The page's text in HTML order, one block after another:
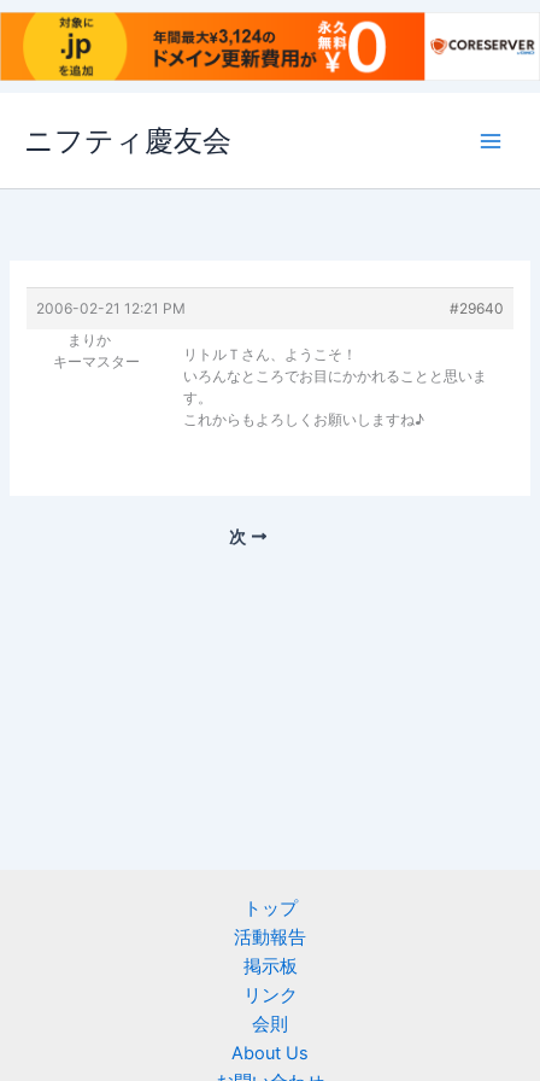
ス
ニフティ慶友会
2006-02-21 12:21 PM
#29640
まりか
キーマスター
リトルＴさん、ようこそ！
いろんなところでお目にかかれることと思いま
す。
これからもよろしくお願いしますね♪
次
トップ
活動報告
掲示板
リンク
会則
About Us